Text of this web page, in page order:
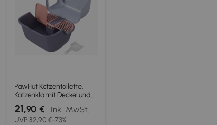
PawHut Katzentoilette,
Katzenklo mit Deckel und
Schaufel, leicht zu reinigen,
verschließbar, Lila
21,90 € Inkl. MwSt.
UVP82,90 €-73%